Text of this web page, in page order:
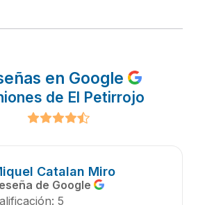
en Google
de El Petirrojo
Catalan Miro
de Google
5